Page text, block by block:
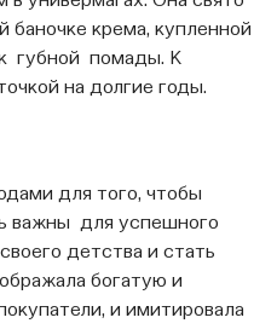
баночке крема, купленной
губной помады. К
на долгие годы.
для того, чтобы
важны для успешного
детства и стать
богатую и
и имитировала